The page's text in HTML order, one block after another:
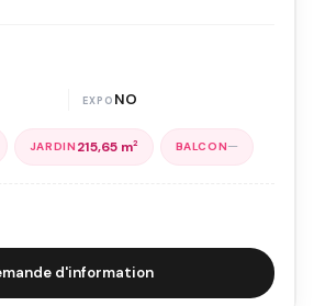
NO
215,65 m2 —
d'information